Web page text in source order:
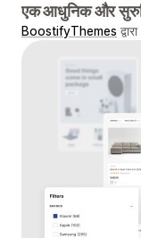
एक आधुनिक और
BoostifyThemes द्वारा